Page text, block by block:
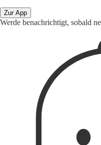
Zur App
Werde benachrichtigt, sobald